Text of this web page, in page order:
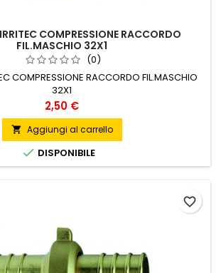
COMPRESSIONE RACCORDO
FIL.MASCHIO 32X1
(0)
COMPRESSIONE RACCORDO FIL.MASCHIO
32X1
Prezzo
2,50 €
 Aggiungi al carrello
 DISPONIBILE
favorite_border